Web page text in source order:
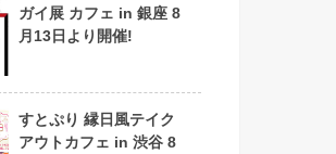
ガイ展 カフェ in 銀座 8
月13日より開催!
すとぷり 縁日風テイク
アウトカフェ in 渋谷 8